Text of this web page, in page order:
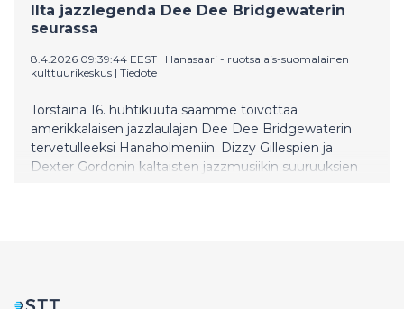
Ilta jazzlegenda Dee Dee Bridgewaterin
seurassa
8.4.2026 09:39:44 EEST | Hanasaari - ruotsalais-suomalainen
kulttuurikeskus | Tiedote
Torstaina 16. huhtikuuta saamme toivottaa
amerikkalaisen jazzlaulajan Dee Dee Bridgewaterin
tervetulleeksi Hanaholmeniin. Dizzy Gillespien ja
Dexter Gordonin kaltaisten jazzmusiikin suuruuksien